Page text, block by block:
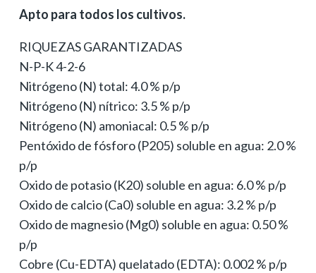
Apto para todos los cultivos.
RIQUEZAS GARANTIZADAS
N-P-K 4-2-6
Nitrógeno (N) total: 4.0 % p/p
Nitrógeno (N) nítrico: 3.5 % p/p
Nitrógeno (N) amoniacal: 0.5 % p/p
Pentóxido de fósforo (P205) soluble en agua: 2.0 %
p/p
Oxido de potasio (K20) soluble en agua: 6.0 % p/p
Oxido de calcio (Ca0) soluble en agua: 3.2 % p/p
Oxido de magnesio (Mg0) soluble en agua: 0.50 %
p/p
Cobre (Cu-EDTA) quelatado (EDTA): 0.002 % p/p